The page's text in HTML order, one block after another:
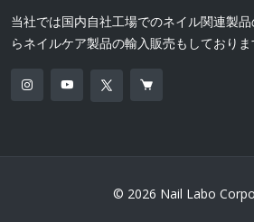
当社では国内自社工場でのネイル関連製
らネイルケア製品の輸入販売もしておりま
© 2026 Nail Labo